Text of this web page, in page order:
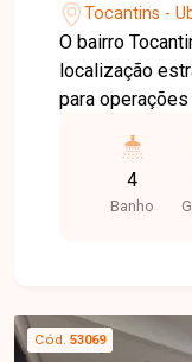
Tocantins -
O bairro
localização
para
A região é
de agilidade
movimentação de cargas.
conta ainda
área externa
4
Banho
Cód. 53069